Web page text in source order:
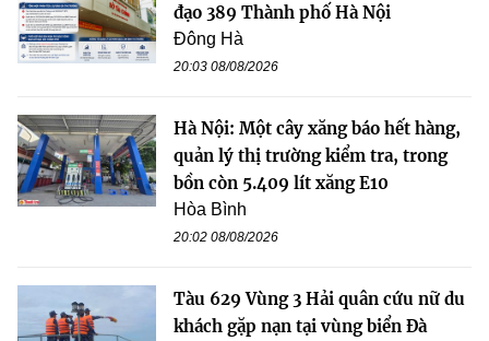
đạo 389 Thành phố Hà Nội
Đông Hà
20:03 08/08/2026
Hà Nội: Một cây xăng báo hết hàng,
quản lý thị trường kiểm tra, trong
bồn còn 5.409 lít xăng E10
Hòa Bình
20:02 08/08/2026
Tàu 629 Vùng 3 Hải quân cứu nữ du
khách gặp nạn tại vùng biển Đà